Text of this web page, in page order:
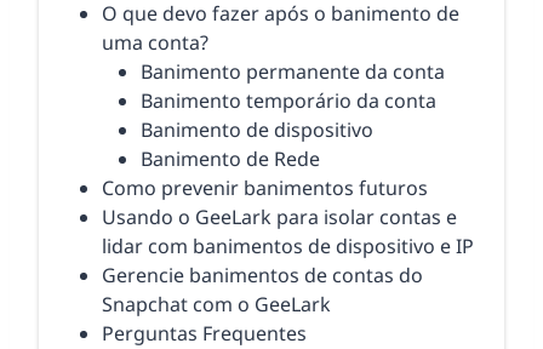
O que devo fazer após o banimento de
uma conta?
Banimento permanente da conta
Banimento temporário da conta
Banimento de dispositivo
Banimento de Rede
Como prevenir banimentos futuros
Usando o GeeLark para isolar contas e
lidar com banimentos de dispositivo e IP
Gerencie banimentos de contas do
Snapchat com o GeeLark
Perguntas Frequentes